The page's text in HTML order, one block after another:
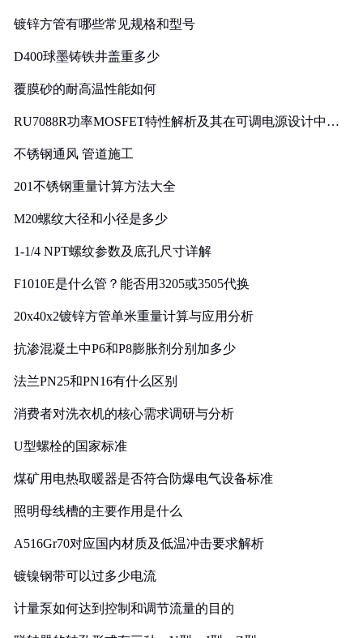
镀锌方管有哪些常见规格和型号
D400球墨铸铁井盖重多少
覆膜砂的耐高温性能如何
RU7088R功率MOSFET特性解析及其在可调电源设计中的
不锈钢通风 管道施工
201不锈钢重量计算方法大全
M20螺纹大径和小径是多少
1-1/4 NPT螺纹参数及底孔尺寸详解
F1010E是什么管？能否用3205或3505代换
20x40x2镀锌方管单米重量计算与应用分析
抗渗混凝土中P6和P8膨胀剂分别加多少
法兰PN25和PN16有什么区别
消费者对洗衣机的核心需求调研与分析
U型螺栓的国家标准
煤矿用电热取暖器是否符合防爆电气设备标准
照明母线槽的主要作用是什么
A516Gr70对应国内材质及低温冲击要求解析
镀镍钢带可以过多少电流
计量泵如何达到控制和调节流量的目的